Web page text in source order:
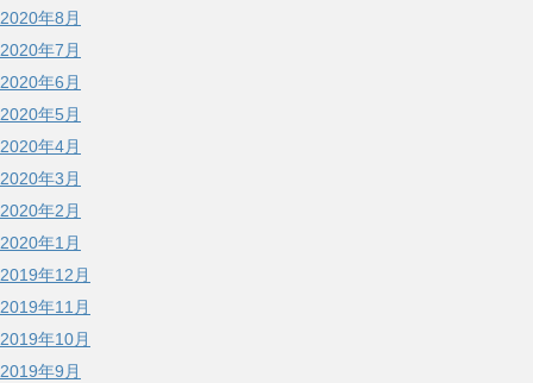
2020年8月
2020年7月
2020年6月
2020年5月
2020年4月
2020年3月
2020年2月
2020年1月
2019年12月
2019年11月
2019年10月
2019年9月